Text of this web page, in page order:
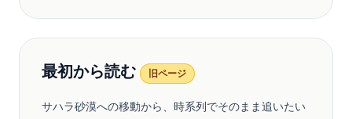
最初から読む 旧ページ
サハラ砂漠への移動から、時系列でそのまま追いたい